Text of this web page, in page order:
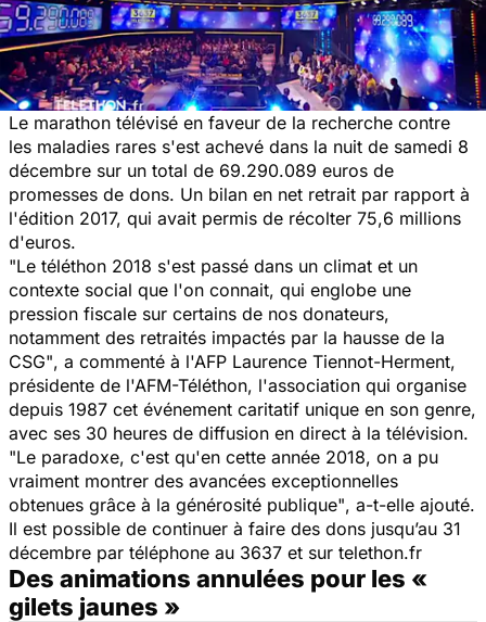
Le marathon télévisé en faveur de la recherche contre
les maladies rares s'est achevé dans la nuit de samedi 8
décembre sur un total de 69.290.089 euros de
promesses de dons. Un bilan en net retrait par rapport à
l'édition 2017, qui avait permis de récolter 75,6 millions
d'euros.
"Le téléthon 2018 s'est passé dans un climat et un
contexte social que l'on connait, qui englobe une
pression fiscale sur certains de nos donateurs,
notamment des retraités impactés par la hausse de la
CSG", a commenté à l'AFP Laurence Tiennot-Herment,
présidente de l'AFM-Téléthon, l'association qui organise
depuis 1987 cet événement caritatif unique en son genre,
avec ses 30 heures de diffusion en direct à la télévision.
"Le paradoxe, c'est qu'en cette année 2018, on a pu
vraiment montrer des avancées exceptionnelles
obtenues grâce à la générosité publique", a-t-elle ajouté.
Il est possible de continuer à faire des dons jusqu’au 31
décembre par téléphone au 3637 et sur telethon.fr
Des animations annulées pour les «
gilets jaunes »